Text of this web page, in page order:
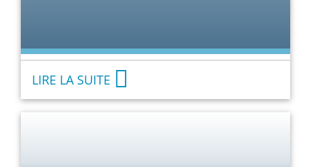
LIRE LA SUITE